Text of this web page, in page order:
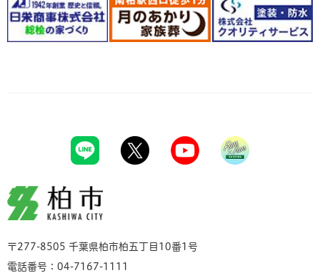
柏市
〒277-8505 千葉県柏市柏五丁目10番1号
電話番号：04-7167-1111